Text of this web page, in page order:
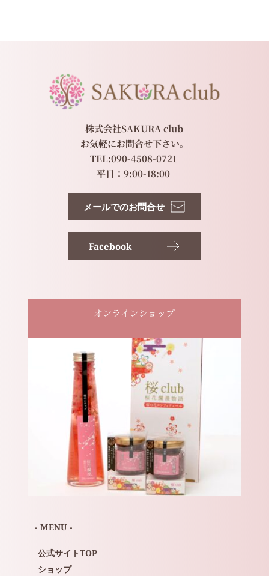
株式会社SAKURA club
お気軽にお問合せ下さい。
TEL:090-4508-0721
平日：9:00-18:00
メールでのお問合せ
Facebook
オンラインショップ
- MENU -
公式サイトTOP
ショップ